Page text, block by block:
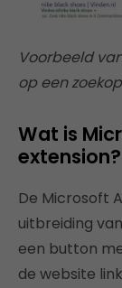
Voorbeeld
op een
Wat is
extension?
De Microsoft
uitbreiding
een button
de website